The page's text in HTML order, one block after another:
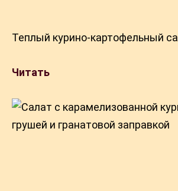
Теплый курино-картофельный
Читать